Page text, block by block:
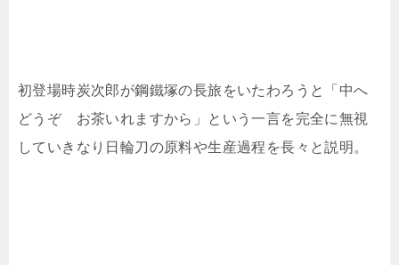
初登場時炭次郎が鋼鐵塚の長旅をいたわろうと「中へ
どうぞ お茶いれますから」という一言を完全に無視
していきなり日輪刀の原料や生産過程を長々と説明。